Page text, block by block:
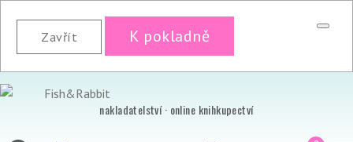
Zavřít K pokladně
nakladatelství · online knihkupectví